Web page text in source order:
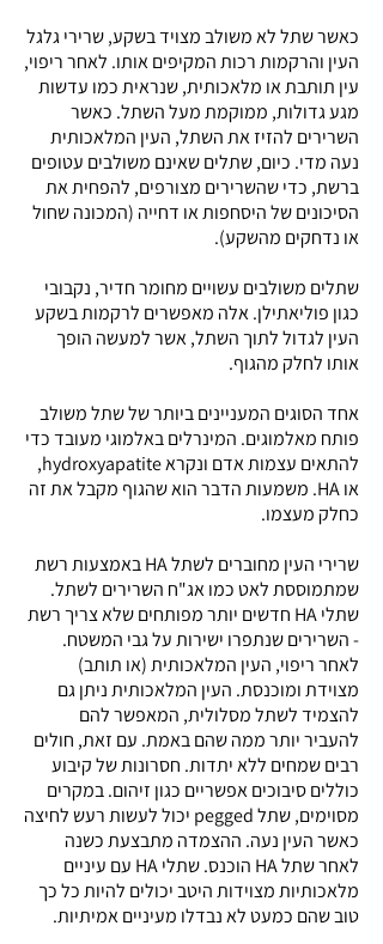
כאשר שתל לא משולב מצויד בשקע, שרירי גלגל
העין והרקמות רכות המקיפים אותו. לאחר ריפוי,
עין תותבת או מלאכותית, שנראית כמו עדשות
מגע גדולות, ממוקמת מעל השתל. כאשר
השרירים להזיז את השתל, העין המלאכותית
נעה מדי. כיום, שתלים שאינם משולבים עטופים
ברשת, כדי שהשרירים מצורפים, להפחית את
הסיכונים של היסחפות או דחייה (המכונה שחול
או נדחקים מהשקע).
שתלים משולבים עשויים מחומר חדיר, נקבובי
כגון פוליאתילן. אלה מאפשרים לרקמות בשקע
העין לגדול לתוך השתל, אשר למעשה הופך
אותו לחלק מהגוף.
אחד הסוגים המעניינים ביותר של שתל משולב
פותח מאלמוגים. המינרלים באלמוגי מעובד כדי
להתאים עצמות אדם ונקרא hydroxyapatite,
או HA. משמעות הדבר הוא שהגוף מקבל את זה
כחלק מעצמו.
שרירי העין מחוברים לשתל HA באמצעות רשת
שמתמוססת לאט כמו אג"ח השרירים לשתל.
שתלי HA חדשים יותר מפותחים שלא צריך רשת
- השרירים שנתפרו ישירות על גבי המשטח.
לאחר ריפוי, העין המלאכותית (או תותב)
מצוידת ומוכנסת. העין המלאכותית ניתן גם
להצמיד לשתל מסלולית, המאפשר להם
להעביר יותר ממה שהם באמת. עם זאת, חולים
רבים שמחים ללא יתדות. חסרונות של קיבוע
כוללים סיבוכים אפשריים כגון זיהום. במקרים
מסוימים, שתל pegged יכול לעשות רעש לחיצה
כאשר העין נעה. ההצמדה מתבצעת כשנה
לאחר שתל HA הוכנס. שתלי HA עם עיניים
מלאכותיות מצוידות היטב יכולים להיות כל כך
טוב שהם כמעט לא נבדלו מעיניים אמיתיות.